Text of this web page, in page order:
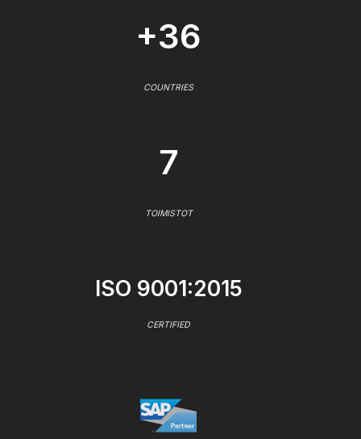
+36
COUNTRIES
7
TOIMISTOT
ISO 9001:2015
CERTIFIED